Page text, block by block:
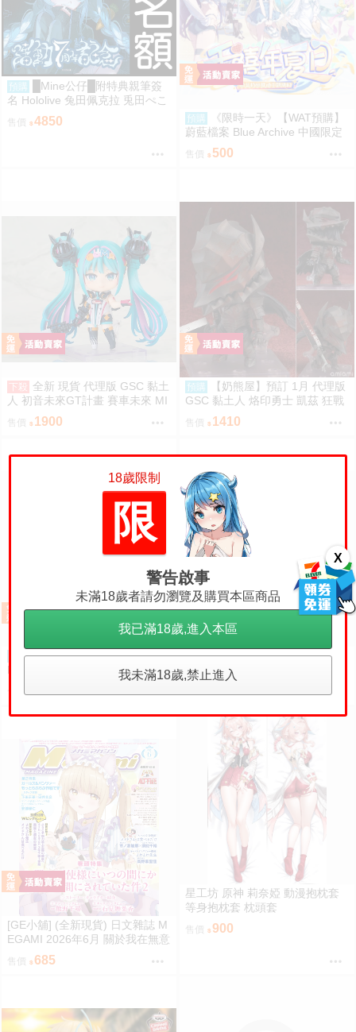
X
預購
█Mine公仔█附特典親筆簽
名 Hololive 兔田佩克拉 兎田ぺこ
ら 活動7周年記念 七週年紀念套
組直筆親簽外套T恤
售價 4850 預購
《限時一天》【WAT預購】
蔚藍檔案 Blue Archive 中國限定
官方正版 千年夏日主題快閃店 優
香 乃愛 小雪 莉央 季 研討會 壓克
售價 500
下殺
全新 現貨 代理版 GSC 黏土
人 初音未來GT計畫 賽車未來 MI
KU 2026Ver 賽車
售價 1900
預購
【奶熊屋】預訂 1月 代理版
GSC 黏土人 烙印勇士 凱茲 狂戰
士鎧甲Ver BLOOD EDITION 090
售價 1410
預購 【奶熊屋】預訂 4月 代理版
Luminous Box 1/7 請問您今天要
來點兔子嗎？ 心愛 禮服Ver 0905
售價
預購 訂金 【我家遊樂器】11/12
發售預購 NS2 暗喻幻想：ReFan
tazio 鑰匙卡 日版
售價
[GE小舖] (全新現貨) 日文雜誌 M
EGAMI 2026年6月 關於我在無意
間被隔壁的天使變成廢柴這件事
椎名真晝
685
星工坊 原神 莉奈婭 動漫抱枕套
等身抱枕套 枕頭套
900
18歲限制
限
警告啟事
未滿18歲者請勿瀏覽及購買本區商品
我已滿18歲,進入本區
我未滿18歲,禁止進入